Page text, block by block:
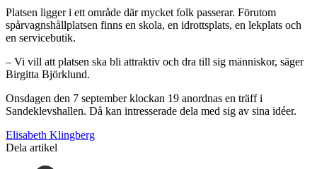
Platsen ligger i ett område där mycket folk passerar. Förutom
spårvagnshållplatsen finns en skola, en idrottsplats, en lekplats och
en servicebutik.
– Vi vill att platsen ska bli attraktiv och dra till sig människor, säger
Birgitta Björklund.
Onsdagen den 7 september klockan 19 anordnas en träff i
Sandeklevshallen. Då kan intresserade dela med sig av sina idéer.
Elisabeth Klingberg
Dela artikel